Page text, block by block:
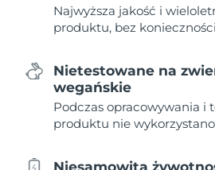
Najwyższa jakość i
produktu, bez
Nietestowane na
wegańskie
Podczas opracowywania i
produktu nie
Niesamowita